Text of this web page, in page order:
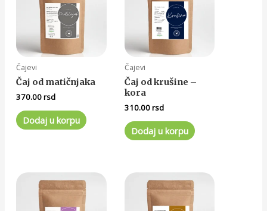
Čajevi
Čaj od matičnjaka
370.00rsd
Dodaj u korpu
Čajevi
Čaj od krušine –
kora
310.00rsd
Dodaj u korpu